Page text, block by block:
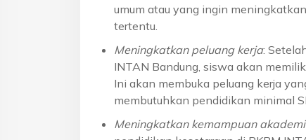
umum atau yang ingin
tertentu.
Meningkatkan peluang kerja:
INTAN Bandung, siswa akan
Ini akan membuka peluang kerja
membutuhkan pendidikan minimal
Meningkatkan kemampuan